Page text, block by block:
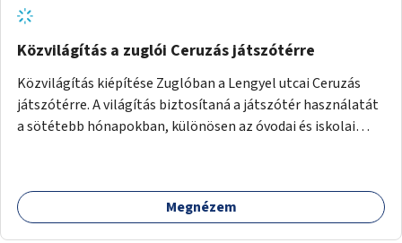
Közvilágítás a zuglói Ceruzás játszótérre
Közvilágítás kiépítése Zuglóban a Lengyel utcai Ceruzás
játszótérre. A világítás biztosítaná a játszótér használatát
a sötétebb hónapokban, különösen az óvodai és iskolai
Megnézem